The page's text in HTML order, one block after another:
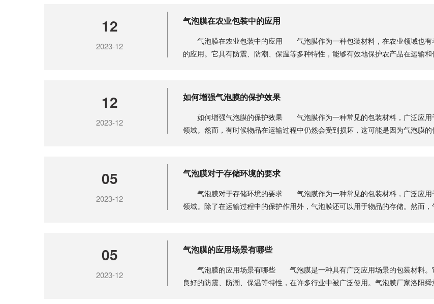
12
2023-12
气泡膜在农业包装中的应用
气泡膜在农业包装中的应用 气泡膜作为一种包装材料，在农业领域也有
的应用。它具有防震、防潮、保温等多种特性，能够有效地保护农产品在运输和
12
2023-12
如何增强气泡膜的保护效果
如何增强气泡膜的保护效果 气泡膜作为一种常见的包装材料，广泛应用
领域。然而，有时候物品在运输过程中仍然会受到损坏，这可能是因为气泡膜的
05
2023-12
气泡膜对于存储环境的要求
气泡膜对于存储环境的要求 气泡膜作为一种常见的包装材料，广泛应用
领域。除了在运输过程中的保护作用外，气泡膜还可以用于物品的存储。然而，
05
2023-12
气泡膜的应用场景有哪些
气泡膜的应用场景有哪些 气泡膜是一种具有广泛应用场景的包装材料。
良好的防震、防潮、保温等特性，在许多行业中被广泛使用。气泡膜厂家洛阳舜